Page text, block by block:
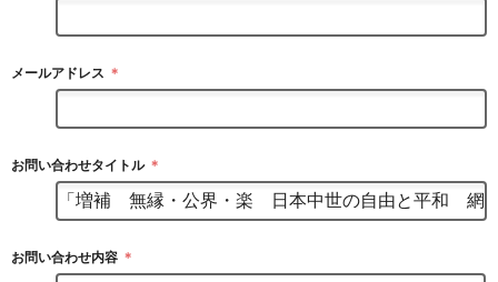
メールアドレス ＊
お問い合わせタイトル ＊
お問い合わせ内容 ＊